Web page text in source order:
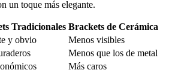
un toque más elegante.
Tradicionales Brackets de Cerámica
y obvio
Menos visibles
Menos que los de metal
Más caros